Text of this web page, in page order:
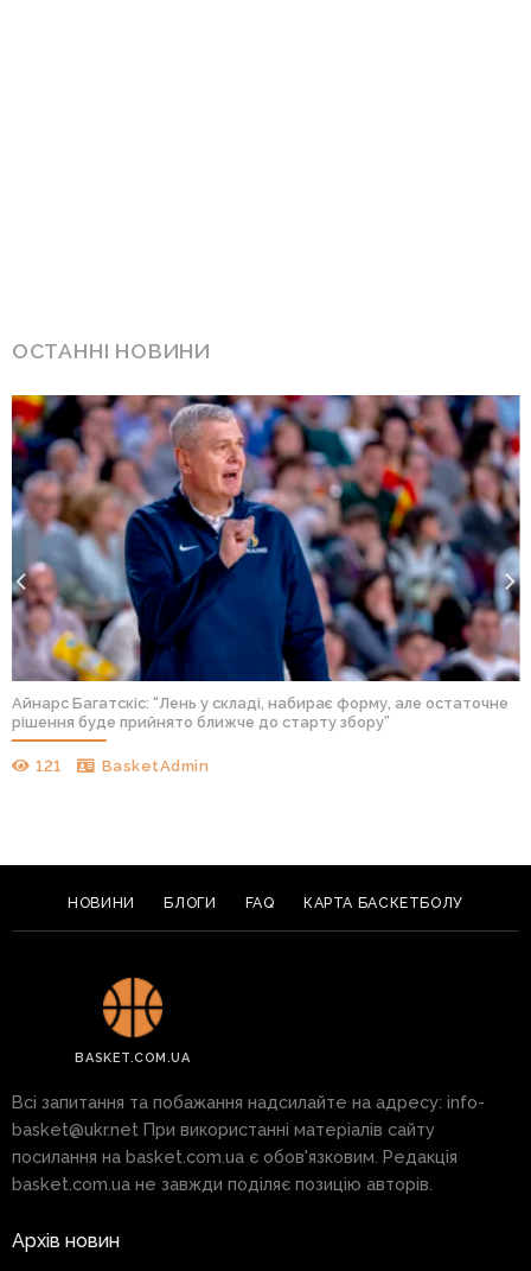
ОСТАННІ НОВИНИ
Айнарс Багатскіс: “Лень у складі, набирає форму, але остаточне
рішення буде прийнято ближче до старту збору”
121 BasketAdmin
НОВИНИ БЛОГИ FAQ КАРТА БАСКЕТБОЛУ
BASKET.COM.UA
Всі запитання та побажання надсилайте на адресу: info-
basket@ukr.net При використанні матеріалів сайту
посилання на basket.com.ua є обов'язковим. Редакція
basket.com.ua не завжди поділяє позицію авторів.
Архів новин